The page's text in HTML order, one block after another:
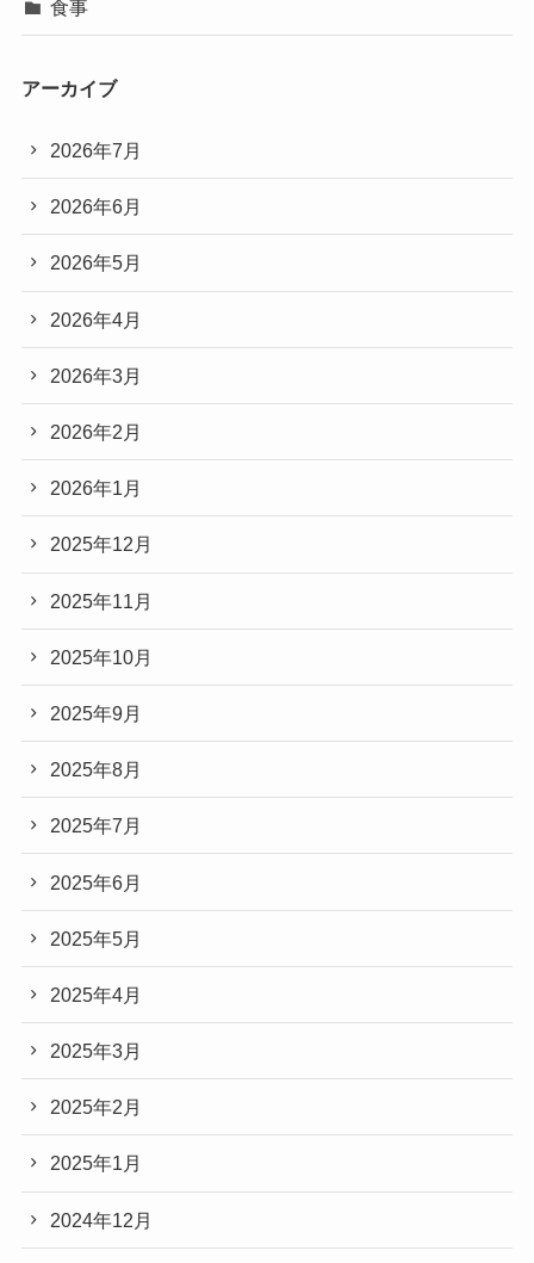
食事
アーカイブ
2026年7月
2026年6月
2026年5月
2026年4月
2026年3月
2026年2月
2026年1月
2025年12月
2025年11月
2025年10月
2025年9月
2025年8月
2025年7月
2025年6月
2025年5月
2025年4月
2025年3月
2025年2月
2025年1月
2024年12月